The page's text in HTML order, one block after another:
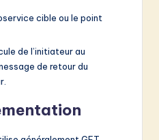
cible ou le point
de l’initiateur au
de retour du